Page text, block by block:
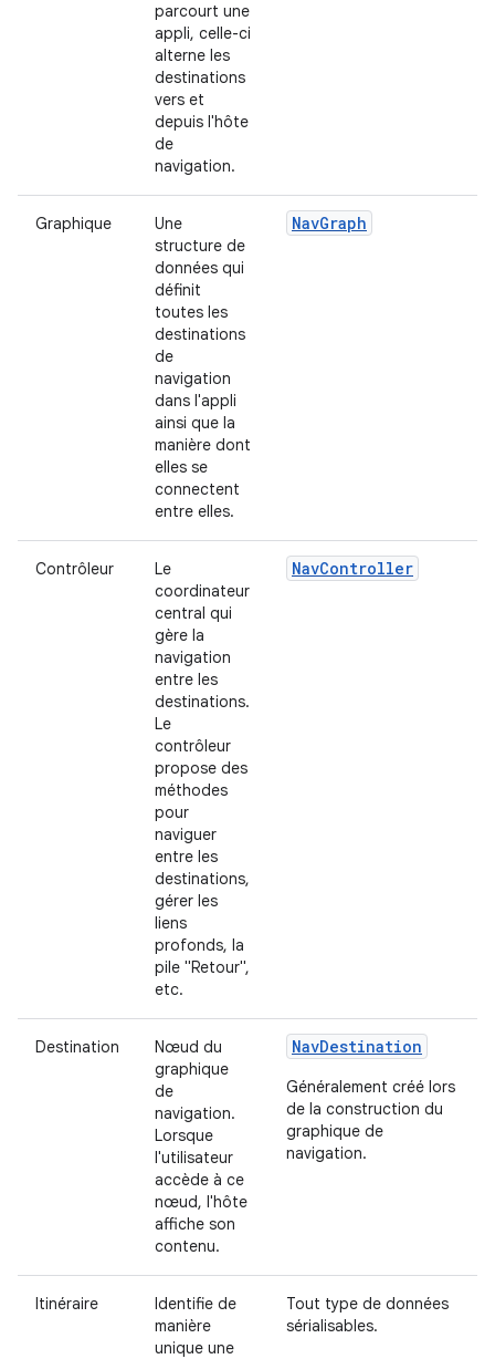
parcourt une
appli, celle-ci
alterne les
destinations
vers et
depuis l'hôte
de
navigation.
Graphique
Une
structure de
données qui
définit
toutes les
destinations
de
navigation
dans l'appli
ainsi que la
manière dont
elles se
connectent
entre elles.
NavGraph
Contrôleur
Le
coordinateur
central qui
gère la
navigation
entre les
destinations.
Le
contrôleur
propose des
méthodes
pour
naviguer
entre les
destinations,
gérer les
liens
profonds, la
pile "Retour",
etc.
NavController
Destination
Nœud du
graphique
de
navigation.
Lorsque
l'utilisateur
accède à ce
nœud, l'hôte
affiche son
contenu.
NavDestination
Généralement créé lors
de la construction du
graphique de
navigation.
Itinéraire
Identifie de
manière
unique une
Tout type de données
sérialisables.